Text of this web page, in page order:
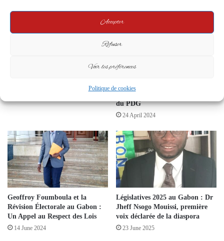
Accepter
Refuser
Voir les préférences
Politique de cookies
Vers un renouveau politique au
La Cour Constitutionnelle
Demandes de Dissolution du
du PDG
24 April 2024
Geoffroy Foumboula et la
Révision Électorale au Gabon :
Un Appel au Respect des Lois
14 June 2024
Législatives 2025 au Gabon : Dr
Jheff Nsogo Mouissi, première
voix déclarée de la diaspora
23 June 2025